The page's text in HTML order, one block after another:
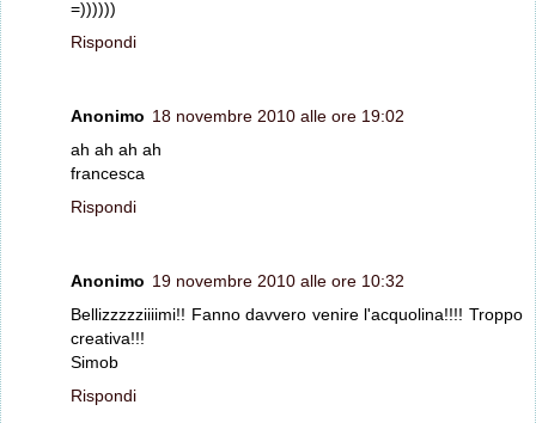
=))))))
Rispondi
Anonimo 18 novembre 2010 alle ore 19:02
ah ah ah ah
francesca
Rispondi
Anonimo 19 novembre 2010 alle ore 10:32
Bellizzzzziiiimi!! Fanno davvero venire l'acquolina!!!! Troppo
creativa!!!
Simob
Rispondi